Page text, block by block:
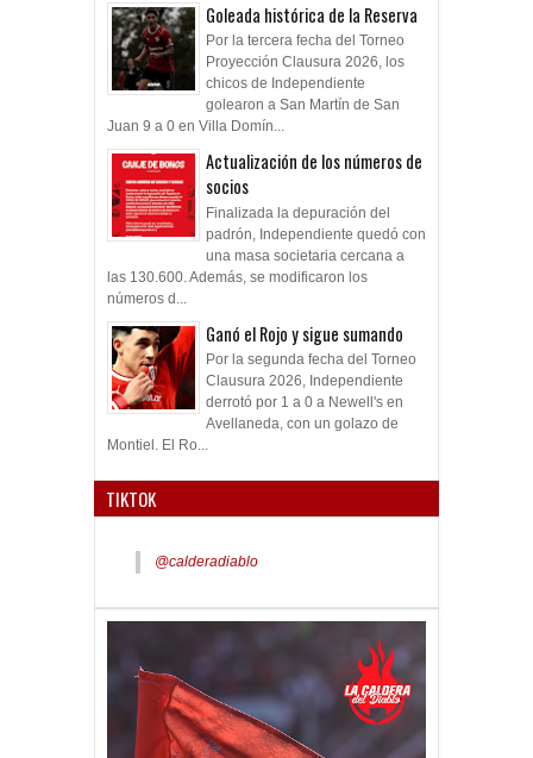
Goleada histórica de la Reserva
Por la tercera fecha del Torneo
Proyección Clausura 2026, los
chicos de Independiente
golearon a San Martín de San
Juan 9 a 0 en Villa Domín...
Actualización de los números de
socios
Finalizada la depuración del
padrón, Independiente quedó con
una masa societaria cercana a
las 130.600. Además, se modificaron los
números d...
Ganó el Rojo y sigue sumando
Por la segunda fecha del Torneo
Clausura 2026, Independiente
derrotó por 1 a 0 a Newell's en
Avellaneda, con un golazo de
Montiel. El Ro...
TIKTOK
@calderadiablo